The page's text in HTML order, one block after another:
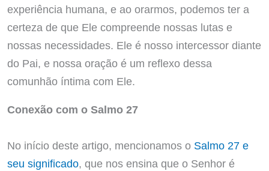
experiência humana, e ao orarmos, podemos ter a
certeza de que Ele compreende nossas lutas e
nossas necessidades. Ele é nosso intercessor diante
do Pai, e nossa oração é um reflexo dessa
comunhão íntima com Ele.
Conexão com o Salmo 27
No início deste artigo, mencionamos o Salmo 27 e
seu significado, que nos ensina que o Senhor é